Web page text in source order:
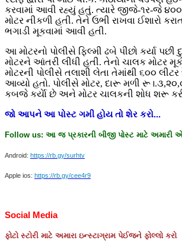
કરવામાં આવી રહ્યું હતું. ત્યારે જીજે-૧ર-જે
મોટર નીકળી હતી. તેને ઉભી રાખવા ઈશારો
ભગાડી મૂકવામાં આવી હતી.
આ મોટરનો પોલીસે ફિલ્મી ઢબે પીછો કર્યા પછી
મોટરને આંતરી લીધી હતી. તેનો ચાલક મોટર
મોટરની પોલીસે તલાશી લેતા તેમાંથી ૬૦૦
આવ્યો હતો. પોલીસે મોટર, દારૂ મળી
કબજે કર્યાે છે અને મોટર ચાલકની શોધ શરૂ
જો આપને આ પોસ્ટ ગમી હોય તો શેર કરો...
Follow us: આ જ પ્રકારની બીજી પોસ્ટ માટે અમારી
Android: https://rb.gy/surhtv
Apple ios: https://rb.gy/cee4r9
Social Media
ફોટો સ્ટોરી માટે અમારા ઇન્સ્ટાગ્રામ પેઈજને ફોલ્લો કરો